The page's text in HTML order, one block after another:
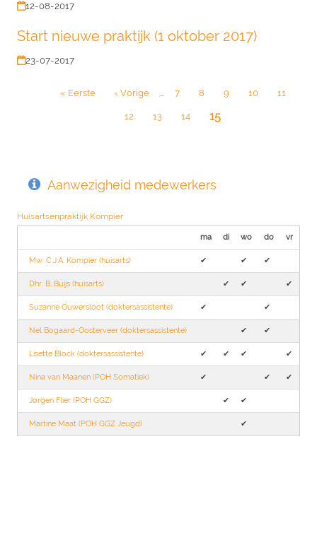
12-08-2017
Start nieuwe praktijk (1 oktober 2017)
23-07-2017
Eerste
« Eerste
Vorige
‹ Vorige … Page
7 Page
8 Page
9 Page
10 Page
11
Page
12 Page
13 Page
14
Huidige
15
Aanwezigheid medewerkers
Huisartsenpraktijk Kompier
ma di wo do vr
Mw. C.J.A. Kompier (huisarts) ✔︎ ✔︎ ✔︎
Dhr. B. Buijs (huisarts) ✔︎ ✔︎ ✔︎
Suzanne Ouwersloot (doktersassistente) ✔︎ ✔︎
Nel Bogaard-Oosterveer (doktersassistente) ✔︎ ✔︎
Lisette Block (doktersassistente) ✔︎ ✔︎ ✔︎ ✔︎
Nina van Maanen (POH Somatiek) ✔︎ ✔︎ ✔︎
Jørgen Flier (POH GGZ) ✔︎ ✔︎
Martine Maat (POH GGZ Jeugd) ✔︎